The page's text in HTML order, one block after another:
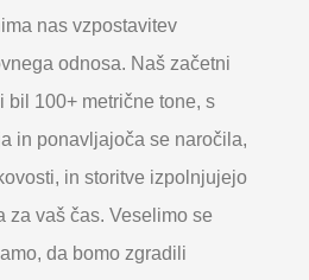
nas vzpostavitev
odnosa. Naš začetni
bil 100+ metrične tone, s
in ponavljajoča se naročila,
in storitve izpolnjujejo
za vaš čas. Veselimo se
da bomo zgradili